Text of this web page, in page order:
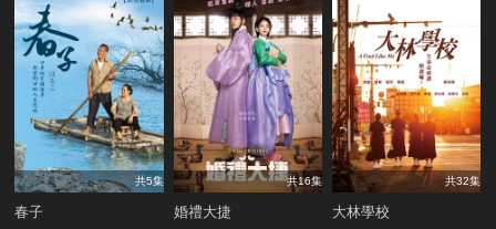
共5集
春子
共16集
婚禮大捷
共32集
大林學校